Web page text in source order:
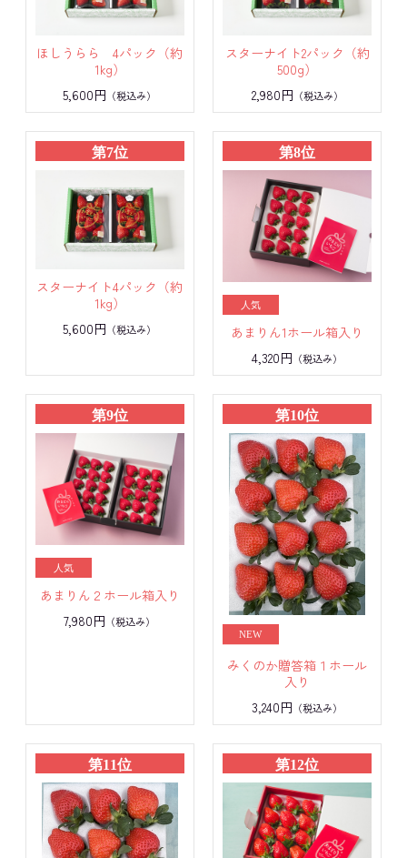
ほしうらら 4パック（約
1kg）
5,600円 （税込み）
スターナイト2パック（約
500g）
2,980円 （税込み）
第7位
スターナイト4パック（約
1kg）
5,600円 （税込み）
第8位
あまりん1ホール箱入り
4,320円 （税込み）
第9位
あまりん２ホール箱入り
7,980円 （税込み）
第10位
みくのか贈答箱１ホール
入り
3,240円 （税込み）
第11位 第12位